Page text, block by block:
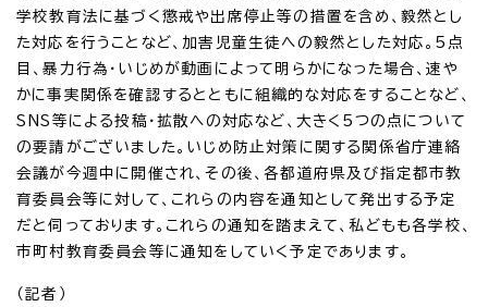
学校教育法に基づく懲戒や出席停止等の措置を含め、毅然とし
た対応を行うことなど、加害児童生徒への毅然とした対応。5点
目、暴力行為・いじめが動画によって明らかになった場合、速や
かに事実関係を確認するとともに組織的な対応をすることなど、
SNS等による投稿・拡散への対応など、大きく5つの点について
の要請がございました。いじめ防止対策に関する関係省庁連絡
会議が今週中に開催され、その後、各都道府県及び指定都市教
育委員会等に対して、これらの内容を通知として発出する予定
だと伺っております。これらの通知を踏まえて、私どもも各学校、
市町村教育委員会等に通知をしていく予定であります。
（記者）